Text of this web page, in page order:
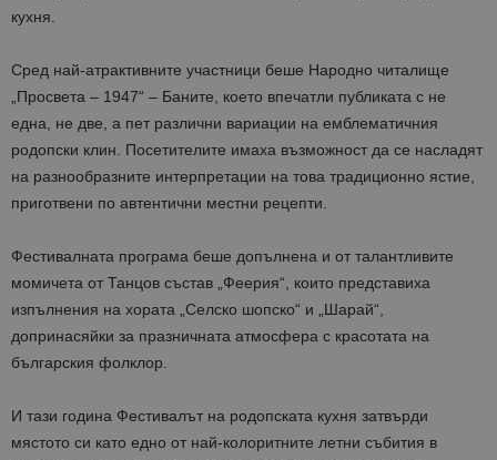
кухня.
Сред най-атрактивните участници беше Народно читалище
„Просвета – 1947“ – Баните, което впечатли публиката с не
една, не две, а пет различни вариации на емблематичния
родопски клин. Посетителите имаха възможност да се насладят
на разнообразните интерпретации на това традиционно ястие,
приготвени по автентични местни рецепти.
Фестивалната програма беше допълнена и от талантливите
момичета от Танцов състав „Феерия“, които представиха
изпълнения на хората „Селско шопско“ и „Шарай“,
допринасяйки за празничната атмосфера с красотата на
българския фолклор.
И тази година Фестивалът на родопската кухня затвърди
мястото си като едно от най-колоритните летни събития в